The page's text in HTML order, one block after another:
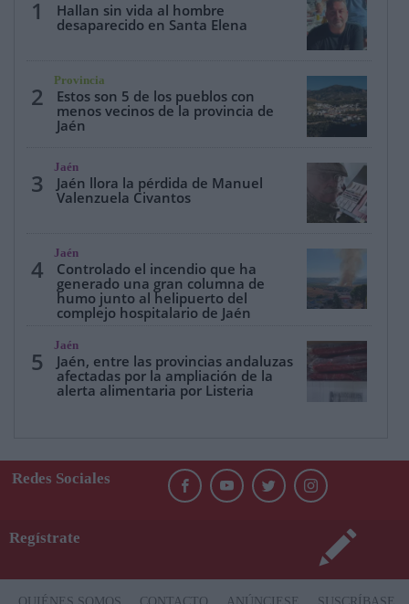
1
Hallan sin vida al hombre
desaparecido en Santa Elena
2
Provincia
Estos son 5 de los pueblos con
menos vecinos de la provincia de
Jaén
3
Jaén
Jaén llora la pérdida de Manuel
Valenzuela Civantos
4
Jaén
Controlado el incendio que ha
generado una gran columna de
humo junto al helipuerto del
complejo hospitalario de Jaén
5
Jaén
Jaén, entre las provincias andaluzas
afectadas por la ampliación de la
alerta alimentaria por Listeria
Redes Sociales
Regístrate